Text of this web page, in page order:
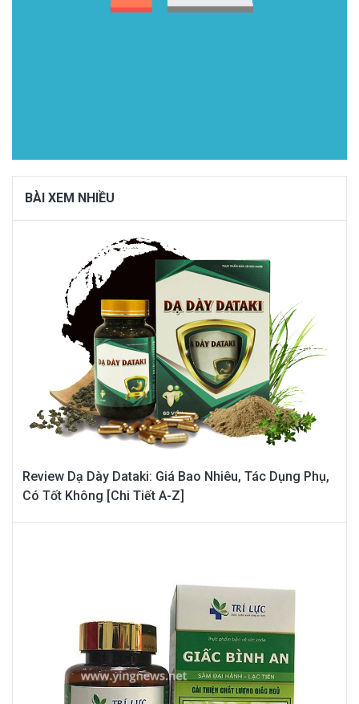
BÀI XEM NHIỀU
Review Dạ Dày Dataki: Giá Bao Nhiêu, Tác Dụng Phụ,
Có Tốt Không [Chi Tiết A-Z]